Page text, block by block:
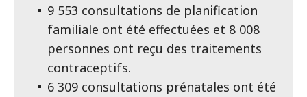
9 553 consultations de planification
familiale ont été effectuées et 8 008
personnes ont reçu des traitements
contraceptifs.
6 309 consultations prénatales ont été